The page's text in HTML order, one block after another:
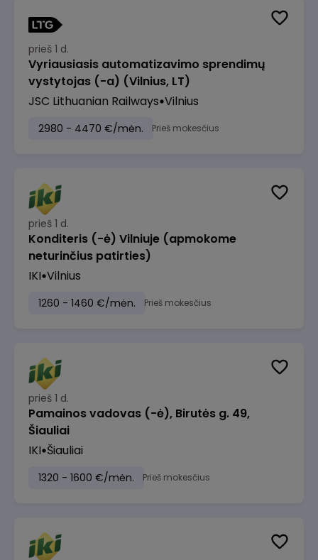
prieš 1 d.
Vyriausiasis automatizavimo sprendimų
vystytojas (-a) (Vilnius, LT)
JSC Lithuanian Railways Vilnius
2980 - 4470 €/mėn. Prieš mokesčius
prieš 1 d.
Konditeris (-ė) Vilniuje (apmokome
neturinčius patirties)
IKI Vilnius
1260 - 1460 €/mėn. Prieš mokesčius
prieš 1 d.
Pamainos vadovas (-ė), Birutės g. 49,
Šiauliai
IKI Šiauliai
1320 - 1600 €/mėn. Prieš mokesčius